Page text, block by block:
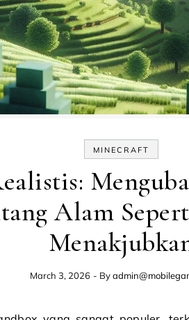
MINECRAFT
Alam
March 3, 2026 - By